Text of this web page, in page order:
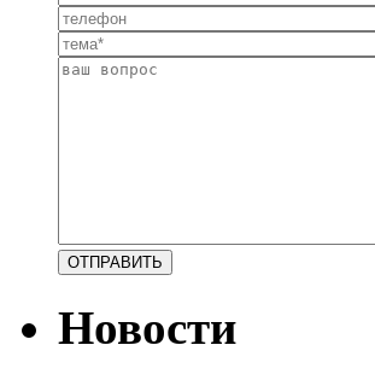
Новости